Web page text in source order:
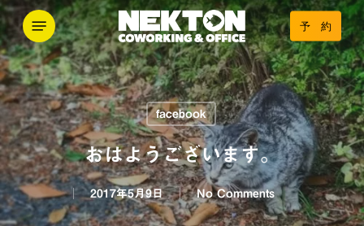
Skip
main
content
予 約
Menu
facebook
おはようございます。
2017年5月9日 No Comments